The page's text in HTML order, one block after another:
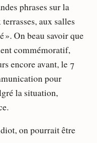
phrases sur la
aux salles
». On beau savoir que
commémoratif,
encore avant, le 7
pour
la situation,
on pourrait être